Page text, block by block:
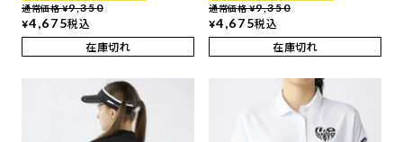
通常価格 ¥9,350
¥4,675税込
在庫切れ
通常価格 ¥9,350
¥4,675税込
在庫切れ